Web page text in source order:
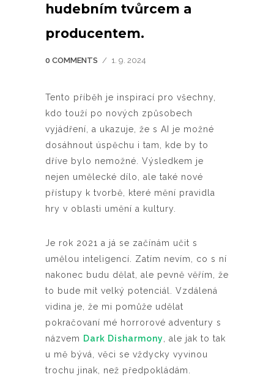
hudebním tvůrcem a
producentem.
0 COMMENTS / 1. 9. 2024
Tento příběh je inspirací pro všechny,
kdo touží po nových způsobech
vyjádření, a ukazuje, že s AI je možné
dosáhnout úspěchu i tam, kde by to
dříve bylo nemožné. Výsledkem je
nejen umělecké dílo, ale také nové
přístupy k tvorbě, které mění pravidla
hry v oblasti umění a kultury.
Je rok 2021 a já se začínám učit s
umělou inteligencí. Zatím nevím, co s ní
nakonec budu dělat, ale pevně věřím, že
to bude mít velký potenciál. Vzdálená
vidina je, že mi pomůže udělat
pokračovaní mé horrorové adventury s
názvem Dark Disharmony , ale jak to tak
u mě bývá, věci se vždycky vyvinou
trochu jinak, než předpokládám.